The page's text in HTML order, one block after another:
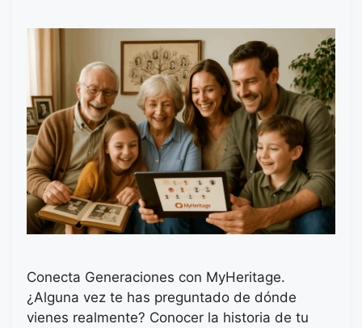
Conecta Generaciones con MyHeritage.
¿Alguna vez te has preguntado de dónde
vienes realmente? Conocer la historia de tu